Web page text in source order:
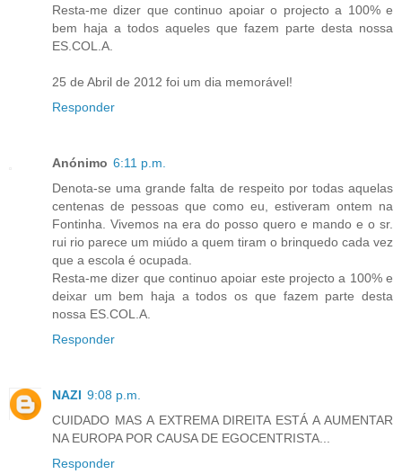
Resta-me dizer que continuo apoiar o projecto a 100% e
bem haja a todos aqueles que fazem parte desta nossa
ES.COL.A.
25 de Abril de 2012 foi um dia memorável!
Responder
Anónimo 6:11 p.m.
Denota-se uma grande falta de respeito por todas aquelas
centenas de pessoas que como eu, estiveram ontem na
Fontinha. Vivemos na era do posso quero e mando e o sr.
rui rio parece um miúdo a quem tiram o brinquedo cada vez
que a escola é ocupada.
Resta-me dizer que continuo apoiar este projecto a 100% e
deixar um bem haja a todos os que fazem parte desta
nossa ES.COL.A.
Responder
NAZI 9:08 p.m.
CUIDADO MAS A EXTREMA DIREITA ESTÁ A AUMENTAR
NA EUROPA POR CAUSA DE EGOCENTRISTA...
Responder